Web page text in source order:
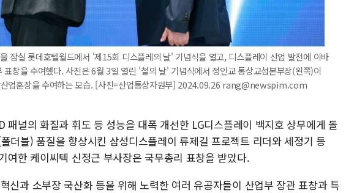
잠실 롯데호텔월드에서 '제15회 디스플레의 날' 기념식을 열고, 디스플레이 산업 발전에 이바
창을 수여했다. 사진은 6월 3일 열린 '철의 날' 기념식에서 정인교 통상교섭본부장(왼쪽)이
산업훈장을 수여하는 모습. [사진=산업통상자원부] 2024.09.26 rang@newspim.com
패널의 화질과 휘도 등 성능을 대폭 개선한 LG디스플레이 백지호 상무에게 돌
더블) 품질을 향상시킨 삼성디스플레이 류제길 프로젝트 리더와 세정기 등
여한 케이씨텍 신정근 부사장은 국무총리 표창을 받았다.
신과 소부장 국산화 등을 위해 노력한 여러 유공자들이 산업부 장관 표창과 특